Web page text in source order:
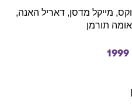
, מייקל מדסן, דאריל האנה,
אומה תורמן
1999